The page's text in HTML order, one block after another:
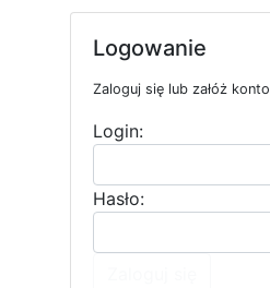
Logowanie
Zaloguj się lub załóż konto
Login:
Hasło: